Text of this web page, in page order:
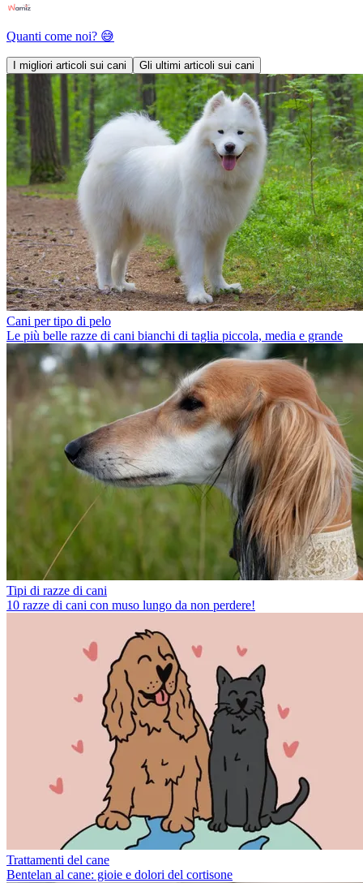
Quanti come noi? 😅
I migliori articoli sui cani Gli ultimi articoli sui cani
Cani per tipo di pelo
Le più belle razze di cani bianchi di taglia piccola, media e grande
Tipi di razze di cani
10 razze di cani con muso lungo da non perdere!
Trattamenti del cane
Bentelan al cane: gioie e dolori del cortisone